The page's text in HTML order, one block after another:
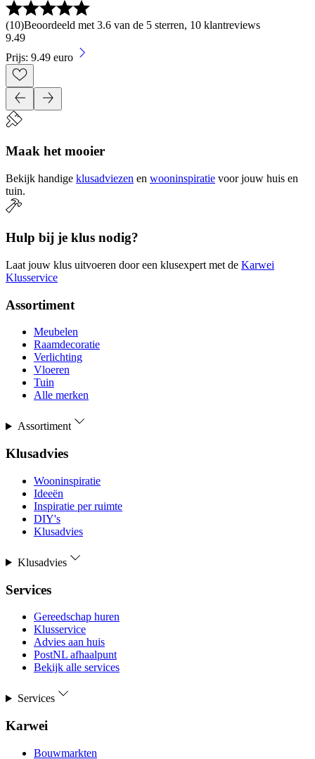
(10)Beoordeeld met 3.6 van de 5 sterren, 10 klantreviews
9.49
Prijs: 9.49 euro
Maak het mooier
Bekijk handige klusadviezen en wooninspiratie voor jouw huis en
tuin.
Hulp bij je klus nodig?
Laat jouw klus uitvoeren door een klusexpert met de Karwei
Klusservice
Assortiment
Meubelen
Raamdecoratie
Verlichting
Vloeren
Tuin
Alle merken
Assortiment
Klusadvies
Wooninspiratie
Ideeën
Inspiratie per ruimte
DIY's
Klusadvies
Klusadvies
Services
Gereedschap huren
Klusservice
Advies aan huis
PostNL afhaalpunt
Bekijk alle services
Services
Karwei
Bouwmarkten